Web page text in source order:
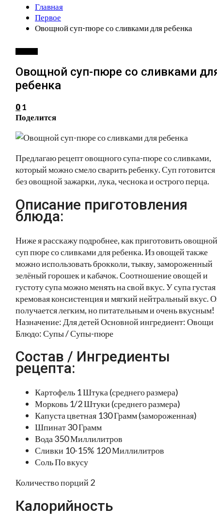
Главная
Первое
Овощной суп-пюре со сливками для ребенка
Овощной суп-пюре со сливками
ребенка
0 1
Поделится
Предлагаю рецепт овощного супа-пюре со сливками,
который можно смело сварить ребенку. Суп готовится
без овощной зажарки, лука, чеснока и острого перца.
Описание приготовления
блюда:
Ниже я расскажу подробнее, как приготовить овощной
суп пюре со сливками для ребенка. Из овощей также
можно использовать брокколи, тыкву, замороженный
зелёный горошек и кабачок. Соотношение овощей и
густоту супа можно менять на свой вкус. У супа густая
кремовая консистенция и мягкий нейтральный вкус.
получается легким, но питательным и очень вкусным!
Назначение: Для детей Основной ингредиент: Овощи
Блюдо: Супы / Супы-пюре
Состав / Ингредиенты
рецепта:
Картофель 1 Штука (среднего размера)
Морковь 1/2 Штуки (среднего размера)
Капуста цветная 130 Грамм (замороженная)
Шпинат 30 Грамм
Вода 350 Миллилитров
Сливки 10-15% 120 Миллилитров
Соль По вкусу
Количество порций 2
Калорийность